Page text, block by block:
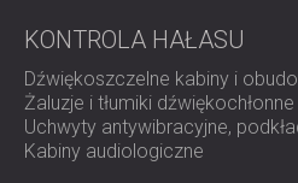
KONTROLA HAŁASU
Dźwiękoszczelne kabiny i
Żaluzje i tłumiki dźwiękochłonne
Uchwyty antywibracyjne,
Kabiny audiologiczne